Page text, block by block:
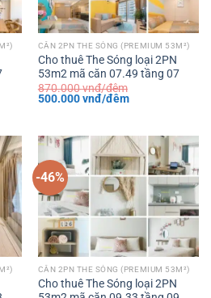
CĂN 2PN THE SÓNG (PREMIUM 53M²)
Cho thuê The Sóng loại 2PN
53m2 mã căn 07.49 tầng 07
870.000vnđ/đêm
Giá
đêm.
500.000vnđ/đêmGiá
500.000 vnđ/
đêm.
-46%
CĂN 2PN THE SÓNG (PREMIUM 53M²)
Cho thuê The Sóng loại 2PN